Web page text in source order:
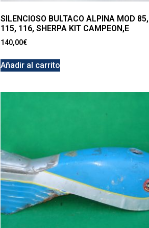
SILENCIOSO BULTACO ALPINA MOD 85,
115, 116, SHERPA KIT CAMPEON,E
140,00€
Añadir al carrito